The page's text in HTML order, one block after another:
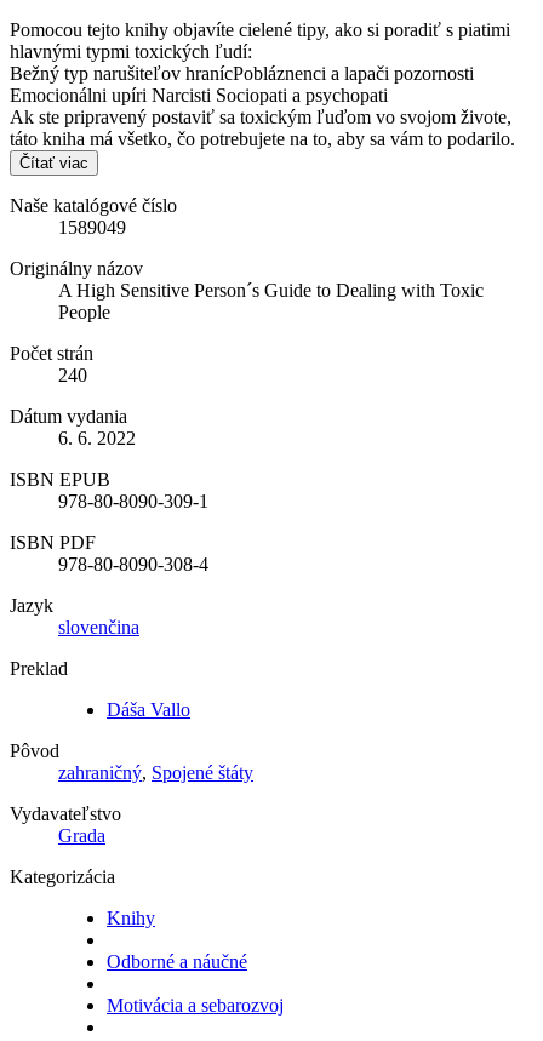
Pomocou tejto knihy objavíte cielené tipy, ako si poradiť s piatimi
hlavnými typmi toxických ľudí:
Bežný typ narušiteľov hranícPobláznenci a lapači pozornosti
Emocionálni upíri Narcisti Sociopati a psychopati
Ak ste pripravený postaviť sa toxickým ľuďom vo svojom živote,
táto kniha má všetko, čo potrebujete na to, aby sa vám to podarilo.
Čítať viac
Naše katalógové číslo
1589049
Originálny názov
A High Sensitive Person´s Guide to Dealing with Toxic
People
Počet strán
240
Dátum vydania
6. 6. 2022
ISBN EPUB
978-80-8090-309-1
ISBN PDF
978-80-8090-308-4
Jazyk
slovenčina
Preklad
Dáša Vallo
Pôvod
zahraničný, Spojené štáty
Vydavateľstvo
Grada
Kategorizácia
Knihy
Odborné a náučné
Motivácia a sebarozvoj